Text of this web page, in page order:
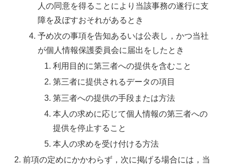
人の同意を得ることにより当該事務の遂行に支
障を及ぼすおそれがあるとき
予め次の事項を告知あるいは公表し，かつ当社
が個人情報保護委員会に届出をしたとき
利用目的に第三者への提供を含むこと
第三者に提供されるデータの項目
第三者への提供の手段または方法
本人の求めに応じて個人情報の第三者への
提供を停止すること
本人の求めを受け付ける方法
前項の定めにかかわらず，次に掲げる場合には，当